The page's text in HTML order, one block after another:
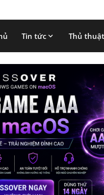
Tin tức Thủ thuật